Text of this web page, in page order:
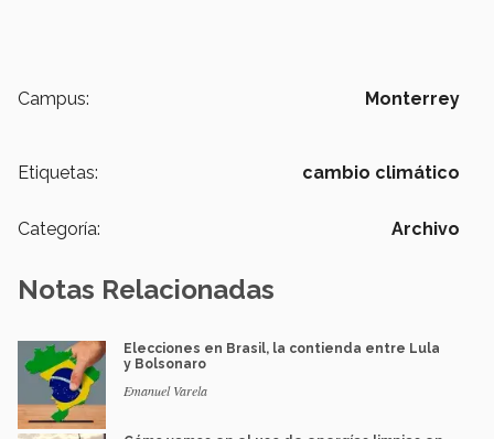
Campus: Monterrey
Etiquetas: cambio climático
Categoría: Archivo
Notas Relacionadas
Elecciones en Brasil, la contienda entre Lula
y Bolsonaro
Emanuel Varela